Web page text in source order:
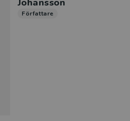
Johansson
Författare